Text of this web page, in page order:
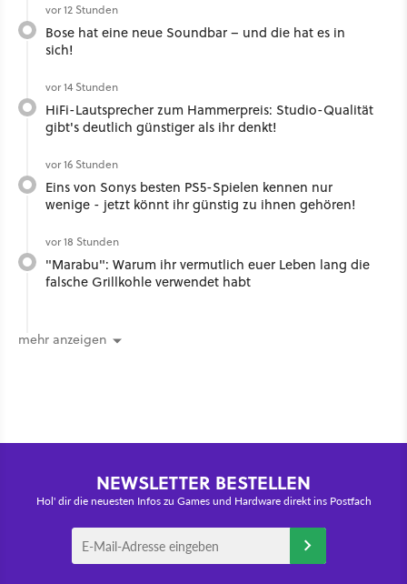
vor 12 Stunden
Bose hat eine neue Soundbar – und die hat es in
sich!
vor 14 Stunden
HiFi-Lautsprecher zum Hammerpreis: Studio-Qualität
gibt's deutlich günstiger als ihr denkt!
vor 16 Stunden
Eins von Sonys besten PS5-Spielen kennen nur
wenige - jetzt könnt ihr günstig zu ihnen gehören!
vor 18 Stunden
"Marabu": Warum ihr vermutlich euer Leben lang die
falsche Grillkohle verwendet habt
mehr anzeigen
NEWSLETTER BESTELLEN
Hol' dir die neuesten Infos zu Games und Hardware direkt ins Postfach